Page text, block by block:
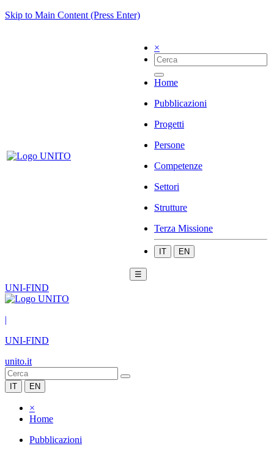
Skip to Main Content (Press Enter)
×
Home
Pubblicazioni
Progetti
Persone
Competenze
Settori
Strutture
Terza Missione
IT EN
☰
UNI-FIND
|
UNI-FIND
unito.it
IT EN
×
Home
Pubblicazioni